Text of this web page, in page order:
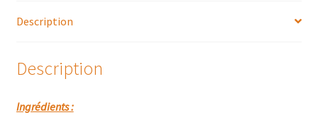
Description
Description
Ingrédients :